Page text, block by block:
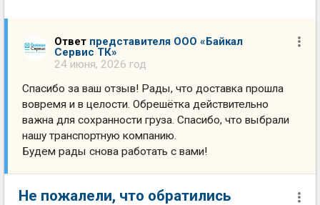
Ответ представителя ООО «Байкал
Сервис ТК»
24 июня, 2026 год
Спасибо за ваш отзыв! Рады, что доставка прошла
вовремя и в целости. Обрешётка действительно
важна для сохранности груза. Спасибо, что выбрали
нашу транспортную компанию.
Будем рады снова работать с вами!
Не пожалели, что обратились